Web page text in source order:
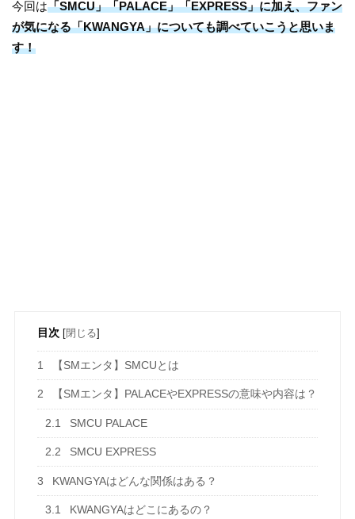
今回は「SMCU」「PALACE」「EXPRESS」に加え、ファン
が気になる「KWANGYA」についても調べていこうと思いま
す！
目次 [閉じる]
1 【SMエンタ】SMCUとは
2 【SMエンタ】PALACEやEXPRESSの意味や内容は？
2.1 SMCU PALACE
2.2 SMCU EXPRESS
3 KWANGYAはどんな関係はある？
3.1 KWANGYAはどこにあるの？